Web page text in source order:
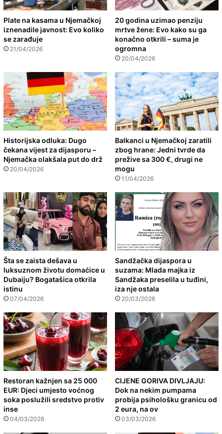
Plate na kasama u Njemačkoj
iznenadile javnost: Evo koliko
se zarađuje
21/04/2026
20 godina uzimao penziju
mrtve žene: Evo kako su ga
konačno otkrili – suma je
ogromna
20/04/2026
Historijska odluka: Dugo
čekana vijest za dijasporu –
Njemačka olakšala put do drž
20/04/2026
Balkanci u Njemačkoj zaratili
zbog hrane: Jedni tvrde da
prežive sa 300 €, drugi ne
mogu
11/04/2026
Šta se zaista dešava u
luksuznom životu domaćice u
Dubaiju? Bogatašica otkrila
istinu
07/04/2026
Sandžačka dijaspora u
suzama: Mlada majka iz
Sandžaka preselila u tuđini,
iza nje ostala
20/03/2026
Restoran kažnjen sa 25 000
EUR: Djeci umjesto voćnog
soka poslužili sredstvo protiv
inse
04/03/2026
CIJENE GORIVA DIVLJAJU:
Dok na nekim pumpama
probija psihološku granicu od
2 eura, na ov
03/03/2026